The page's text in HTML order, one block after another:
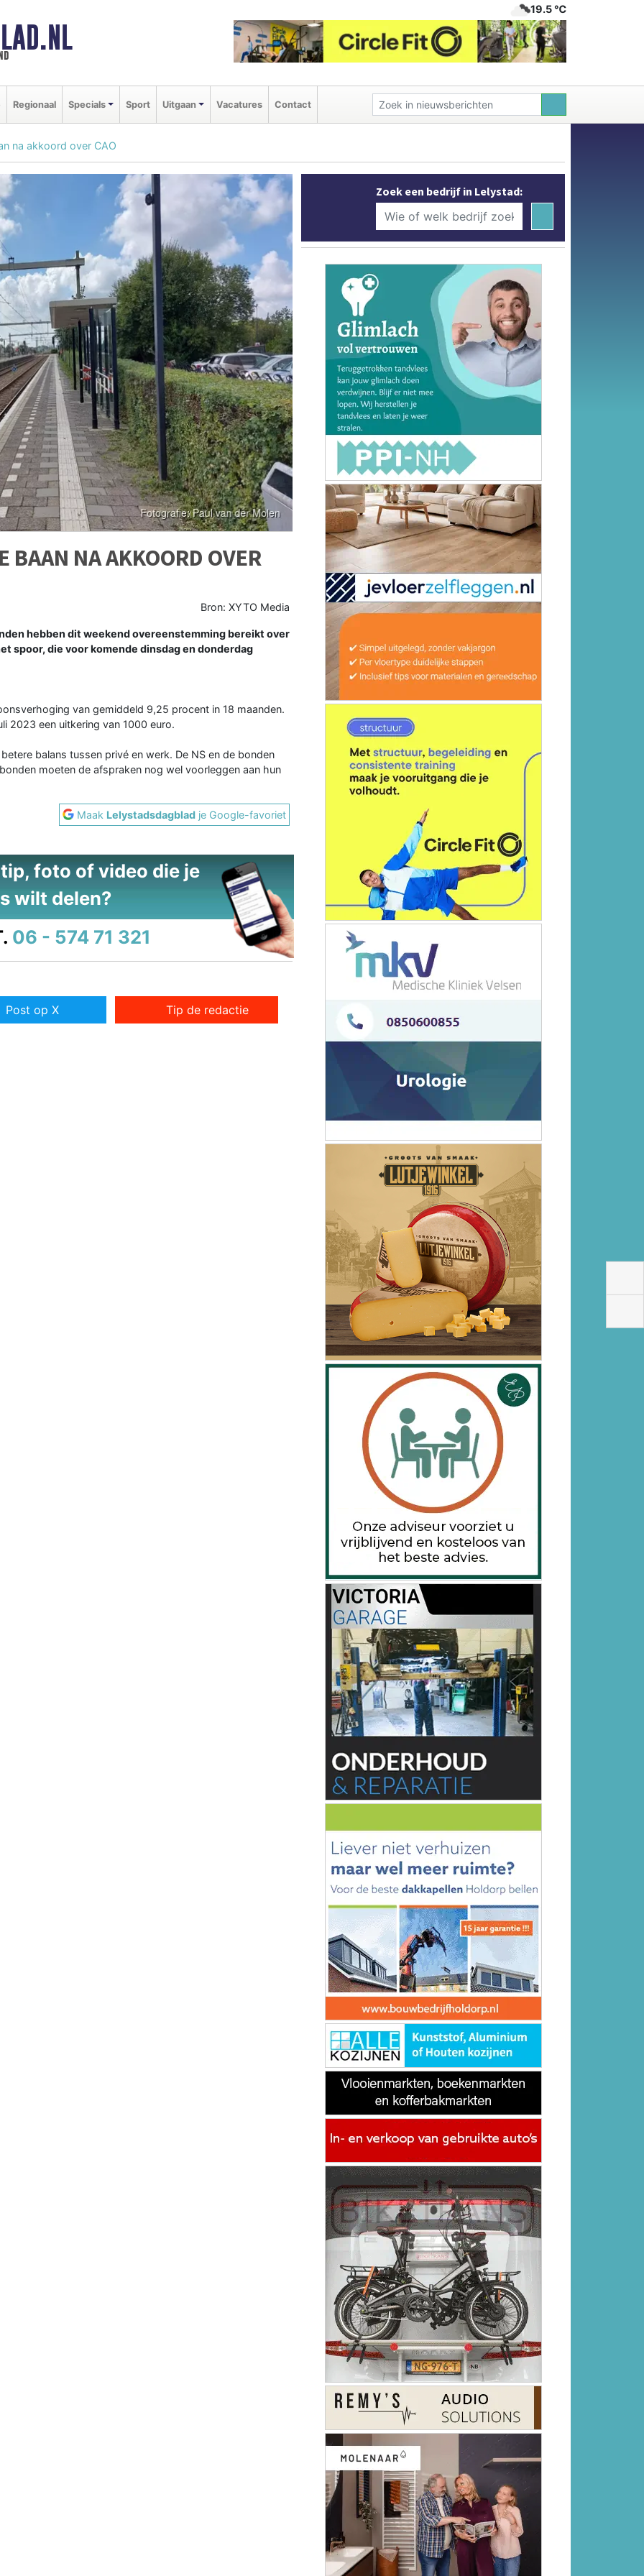
19.5 ℃
Regionaal Specials Sport Uitgaan Vacatures Contact
na akkoord over CAO
BAAN NA AKKOORD OVER
Bron: XYTO Media
hebben dit weekend overeenstemming bereikt over
spoor, die voor komende dinsdag en donderdag
van gemiddeld 9,25 procent in 18 maanden.
2023 een uitkering van 1000 euro.
balans tussen privé en werk. De NS en de bonden
moeten de afspraken nog wel voorleggen aan hun
Maak Lelystadsdagblad je Google-favoriet
foto of video die je
wilt delen?
06 - 574 71 321
Post op X Tip de redactie
Zoek een bedrijf in Lelystad: